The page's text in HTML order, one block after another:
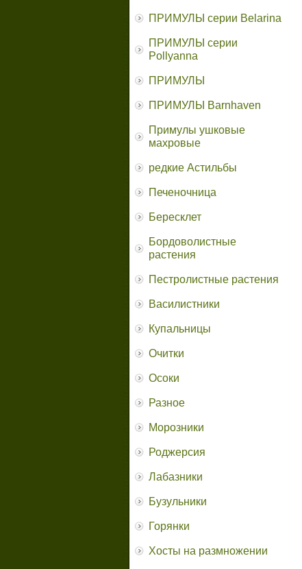
ПРИМУЛЫ серии Belarina
ПРИМУЛЫ серии
Pollyanna
ПРИМУЛЫ
ПРИМУЛЫ Barnhaven
Примулы ушковые
махровые
редкие Астильбы
Печеночница
Бересклет
Бордоволистные
растения
Пестролистные растения
Василистники
Купальницы
Очитки
Осоки
Разное
Морозники
Роджерсия
Лабазники
Бузульники
Горянки
Хосты на размножении